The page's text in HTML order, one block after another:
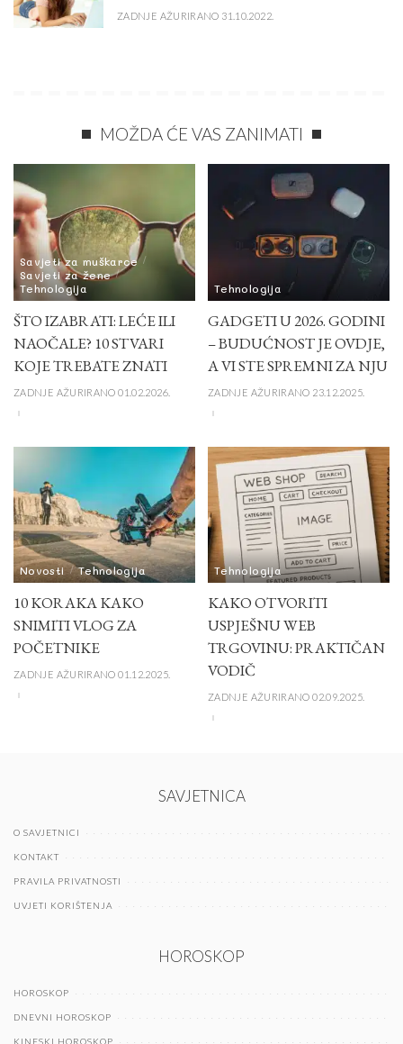
ZADNJE AŽURIRANO 31.10.2022.
MOŽDA ĆE VAS ZANIMATI
Savjeti za muškarce
Savjeti za žene
Tehnologija
ŠTO IZABRATI: LEĆE ILI
NAOČALE? 10 STVARI
KOJE TREBATE ZNATI
ZADNJE AŽURIRANO 01.02.2026.
Tehnologija
GADGETI U 2026. GODINI
– BUDUĆNOST JE OVDJE,
A VI STE SPREMNI ZA NJU
ZADNJE AŽURIRANO 23.12.2025.
Novosti Tehnologija
10 KORAKA KAKO
SNIMITI VLOG ZA
POČETNIKE
ZADNJE AŽURIRANO 01.12.2025.
Tehnologija
KAKO OTVORITI
USPJEŠNU WEB
TRGOVINU: PRAKTIČAN
VODIČ
ZADNJE AŽURIRANO 02.09.2025.
SAVJETNICA
O SAVJETNICI
KONTAKT
PRAVILA PRIVATNOSTI
UVJETI KORIŠTENJA
HOROSKOP
HOROSKOP
DNEVNI HOROSKOP
KINESKI HOROSKOP